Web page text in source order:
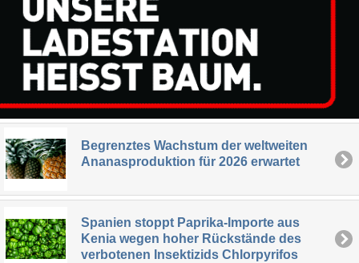
Begrenztes Wachstum der weltweiten
Ananasproduktion für 2026 erwartet
Spanien stoppt Paprika-Importe aus
Kenia wegen hoher Rückstände des
verbotenen Insektizids Chlorpyrifos